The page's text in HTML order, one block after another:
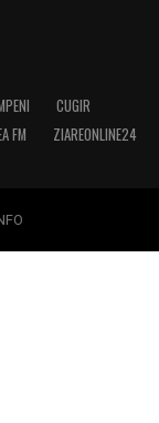
CUGIR
FM ZIAREONLINE24